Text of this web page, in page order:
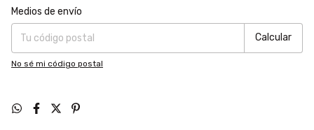
Entregas para el CP:
Medios de envío
Calcular
No sé mi código postal